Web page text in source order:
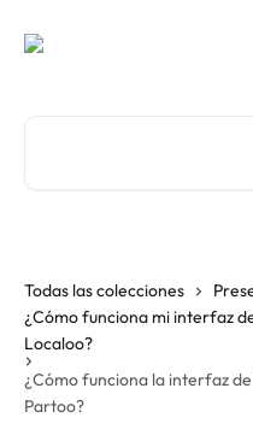
Todas las colecciones
¿Cómo funciona mi interfaz
Localoo?
¿Cómo funciona la interfaz
Partoo?